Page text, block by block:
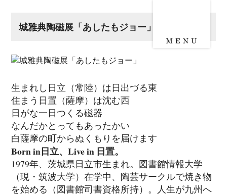
城雅典陶磁展「あしたもジョー」
生まれし日立（常陸）は日出づる東
住まう日置（薩摩）は沈む西
日がな一日つくる磁器
なんだかとってもあったかい
白薩摩の町からぬくもりを届けます
Born in日立、Live in 日置。
1979年、茨城県日立市生まれ。図書館情報大学
（現・筑波大学）在学中、陶芸サークルで焼き物
を始める（図書館司書資格所持）。人生が九州へ